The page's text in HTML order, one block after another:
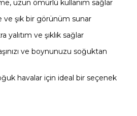
uzun ömürlü kullanım sağlar
ve şık bir görünüm sunar
yalıtım ve şıklık sağlar
ve boynunuzu soğuktan
havalar için ideal bir seçenek